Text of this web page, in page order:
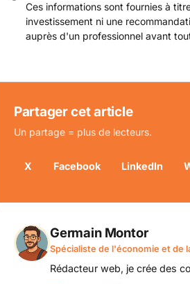
Ces informations sont fournies à
investissement ni une
auprès d'un professionnel avant
Partager cet article
Un partage = plus de lecteurs.
X Facebook LinkedIn
Germain Montor
Spécialiste de l'économie et de
Rédacteur web, je crée des